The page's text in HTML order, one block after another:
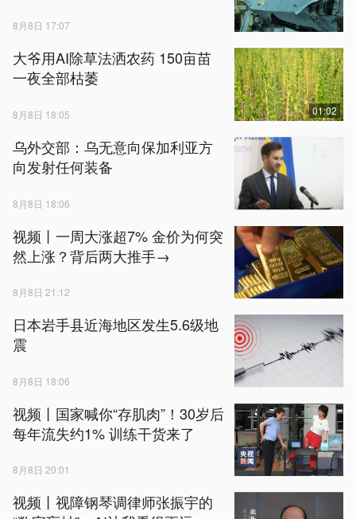
8月8日 17:07
大爷用AI除草法洒农药 150亩苗
一夜全部枯萎
8月8日 18:05 01:02
乌外交部：乌无意向保加利亚方
向发射任何装备
8月8日 18:06
视频丨一周大涨超7% 金价为何突
然上涨？背后两大推手→
8月8日 21:12
日本岩手县近海地区发生5.6级地
震
8月8日 18:06
视频丨国家喊你“存肌肉”！30岁后
每年流失约1% 训练干货来了
8月8日 20:01
视频丨视障钢琴调律师张振宇的